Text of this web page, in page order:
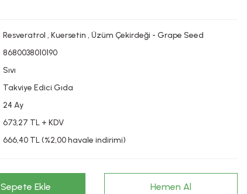
Resveratrol , Kuersetin , Üzüm Çekirdeği - Grape Seed
8680038010190
Sıvı
Takviye Edici Gıda
24 Ay
673,27 TL + KDV
666,40 TL (%2,00 havale indirimi)
Sepete Ekle Hemen Al